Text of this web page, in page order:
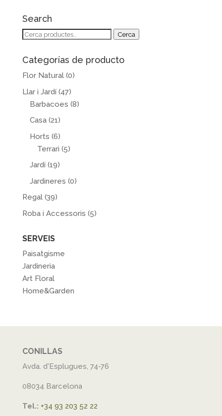
Search
Cerca: Cerca
Categorías de producto
Flor Natural (0)
Llar i Jardí (47)
Barbacoes (8)
Casa (21)
Horts (6)
Terrari (5)
Jardí (19)
Jardineres (0)
Regal (39)
Roba i Accessoris (5)
SERVEIS
Paisatgisme
Jardineria
Art Floral
Home&Garden
CONILLAS
Avda. d'Esplugues, 74-76
08034 Barcelona
Tel.: +34 93 203 52 22